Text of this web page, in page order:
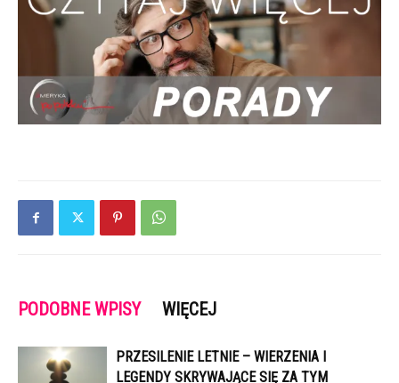
PODOBNE WPISY WIĘCEJ
PRZESILENIE LETNIE – WIERZENIA I
LEGENDY SKRYWAJĄCE SIĘ ZA TYM